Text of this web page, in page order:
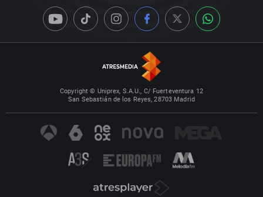
Copyright © Uniprex, S.A.U., C/ Fuerteventura 12
San Sebastián de los Reyes, 28703 Madrid